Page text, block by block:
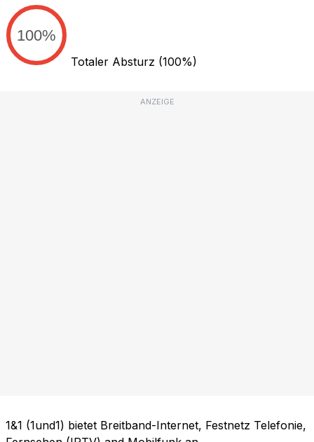
100%
Totaler Absturz (100%)
ANZEIGE
1&1 (1und1) bietet Breitband-Internet, Festnetz Telefonie,